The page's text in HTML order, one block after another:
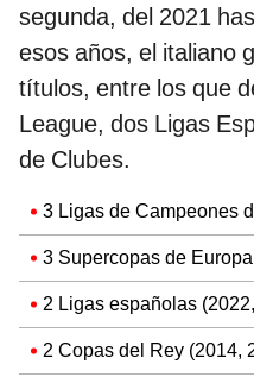
segunda, del 2021
esos años, el italiano
títulos, entre los que
League, dos Ligas
de Clubes.
3 Ligas de Campeones
3 Supercopas de
2 Ligas españolas
2 Copas del Rey (2014,